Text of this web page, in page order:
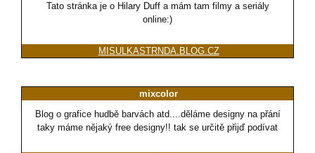
Tato stránka je o Hilary Duff a mám tam filmy a seriály
online:)
MISULKASTRNDA.BLOG.CZ
mixcolor
Blog o grafice hudbě barvách atd....děláme designy na přání
taky máme nějaký free designy!! tak se určitě přijď podívat